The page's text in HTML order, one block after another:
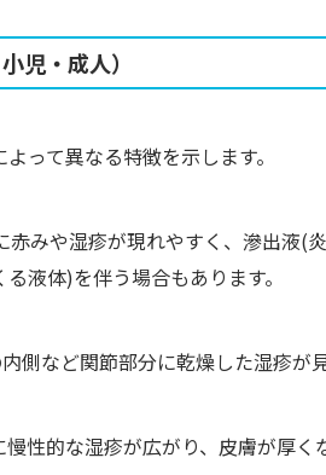
児・成人）
って異なる特徴を示します。
みや湿疹が現れやすく、滲出液(
液体)を伴う場合もあります。
側など関節部分に乾燥した湿疹が
性的な湿疹が広がり、皮膚が厚く